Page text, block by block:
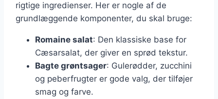
rigtige ingredienser. Her er nogle af de
grundlæggende komponenter, du skal bruge:
Romaine salat: Den klassiske base for
Cæsarsalat, der giver en sprød tekstur.
Bagte grøntsager: Gulerødder, zucchini
og peberfrugter er gode valg, der tilføjer
smag og farve.